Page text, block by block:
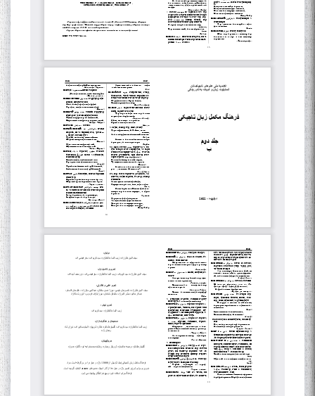
Муъмин Қаноат\Meeting of
young talents with Mumyin
Kanoat
The Persian Gulf Beautiful
poetry from Устод Мумин
Қаноат (Ustod Mumin Qanoat)
and Master Mehryar
Mehrafarin about the conflict
of the name of the Persian
Сайри Дарвоз бо Мӯъмин
Қаноат: Чанор ҳам "гап"
мезанад